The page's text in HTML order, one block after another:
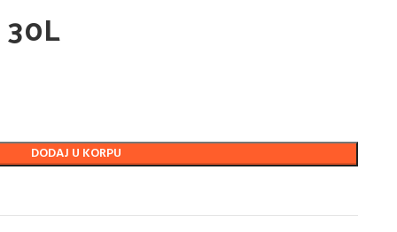
DODAJ U KORPU